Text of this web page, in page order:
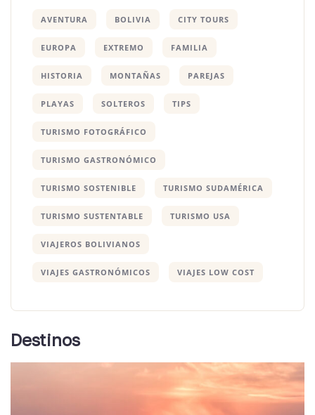
AVENTURA BOLIVIA CITY TOURS
EUROPA EXTREMO FAMILIA
HISTORIA MONTAÑAS PAREJAS
PLAYAS SOLTEROS TIPS
TURISMO FOTOGRÁFICO
TURISMO GASTRONÓMICO
TURISMO SOSTENIBLE TURISMO SUDAMÉRICA
TURISMO SUSTENTABLE TURISMO USA
VIAJEROS BOLIVIANOS
VIAJES GASTRONÓMICOS VIAJES LOW COST
Destinos